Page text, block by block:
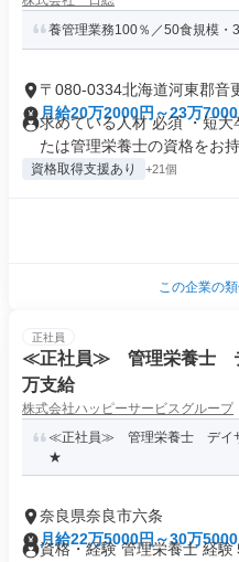
養管理業務100％／50食規模・
〒080-0334北海道河東郡音
月給20万2000円～23万
求めている人材 必須 ・短
たは管理栄養士の資格をお持
資格取得支援あり +21個
この企業の
正社員
≪正社員≫ 管理栄養士
万支給
株式会社ハッピーサービスグループ
≪正社員≫ 管理栄養士 デイ
★
奈良県奈良市六条
月給22万5000円～30万
資格・経験 管理栄養士 経